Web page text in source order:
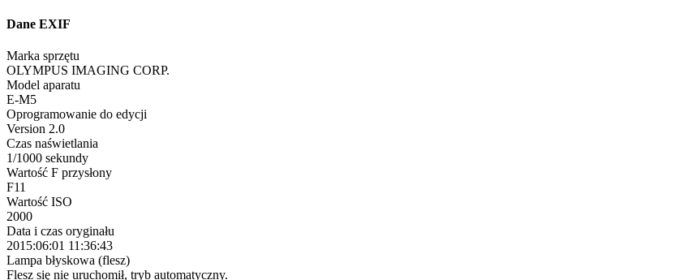
Dane EXIF
Marka sprzętu
OLYMPUS IMAGING CORP.
Model aparatu
E-M5
Oprogramowanie do edycji
Version 2.0
Czas naświetlania
1/1000 sekundy
Wartość F przysłony
F11
Wartość ISO
2000
Data i czas oryginału
2015:06:01 11:36:43
Lampa błyskowa (flesz)
Flesz się nie uruchomił, tryb automatyczny.